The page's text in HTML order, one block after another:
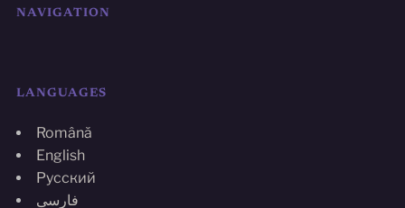
NAVIGATION
LANGUAGES
Română
English
Русский
فارسی